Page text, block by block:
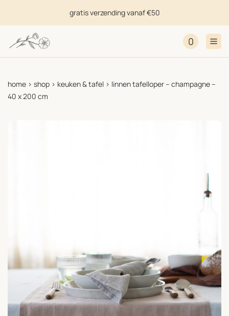
gratis verzending vanaf €50
0
home > shop > keuken & tafel > linnen tafelloper – champagne –
40 x 200 cm